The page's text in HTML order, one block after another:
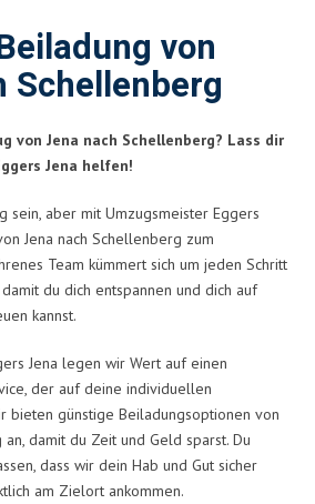
von
Schellenberg
von Jena nach Schellenberg? Lass dir
Jena helfen!
sein, aber mit Umzugsmeister Eggers
Jena nach Schellenberg zum
Team kümmert sich um jeden Schritt
du dich entspannen und dich auf
kannst.
Jena legen wir Wert auf einen
der auf deine individuellen
bieten günstige Beiladungsoptionen von
damit du Zeit und Geld sparst. Du
dass wir dein Hab und Gut sicher
am Zielort ankommen.